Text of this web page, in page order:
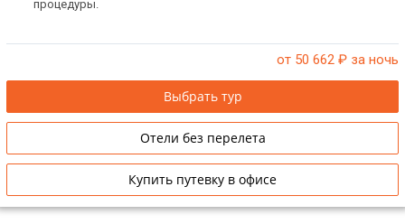
процедуры.
от 50 662 ₽ за ночь
Выбрать тур
Отели без перелета
Купить путевку в офисе